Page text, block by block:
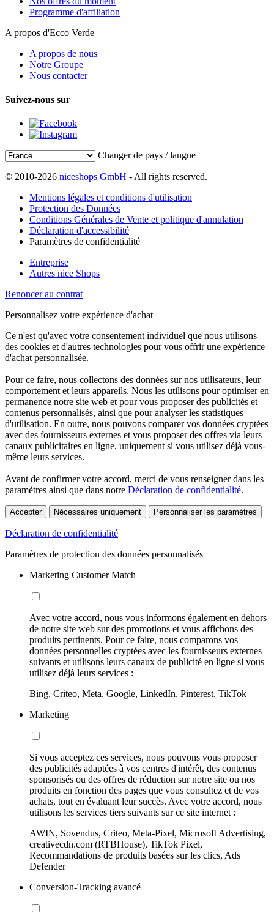
Programme d'affiliation
A propos d'Ecco Verde
A propos de nous
Notre Groupe
Nous contacter
Suivez-nous sur
Changer de pays / langue
© 2010-2026 niceshops GmbH - All rights reserved.
Mentions légales et conditions d'utilisation
Protection des Données
Conditions Générales de Vente et politique d'annulation
Déclaration d'accessibilité
Paramètres de confidentialité
Entreprise
Autres nice Shops
Renoncer au contrat
Personnalisez votre expérience d'achat
Ce n'est qu'avec votre consentement individuel que nous utilisons
des cookies et d'autres technologies pour vous offrir une expérience
d'achat personnalisée.
Pour ce faire, nous collectons des données sur nos utilisateurs, leur
comportement et leurs appareils. Nous les utilisons pour optimiser en
permanence notre site web et pour vous proposer des publicités et
contenus personnalisés, ainsi que pour analyser les statistiques
d'utilisation. En outre, nous pouvons comparer vos données cryptées
avec des fournisseurs externes et vous proposer des offres via leurs
canaux publicitaires en ligne, uniquement si vous utilisez déjà vous-
même leurs services.
Avant de confirmer votre accord, merci de vous renseigner dans les
paramètres ainsi que dans notre Déclaration de confidentialité.
Accepter Nécessaires uniquement Personnaliser les paramètres
Déclaration de confidentialité
Paramètres de protection des données personnalisés
Marketing Customer Match
Avec votre accord, nous vous informons également en dehors
de notre site web sur des promotions et vous affichons des
produits pertinents. Pour ce faire, nous comparons vos
données personnelles cryptées avec les fournisseurs externes
suivants et utilisons leurs canaux de publicité en ligne si vous
utilisez déjà leurs services :
Bing, Criteo, Meta, Google, LinkedIn, Pinterest, TikTok
Marketing
Si vous acceptez ces services, nous pouvons vous proposer
des publicités adaptées à vos centres d'intérêt, des contenus
sponsorisés ou des offres de réduction sur notre site ou nos
produits en fonction des pages que vous consultez et de vos
achats, tout en évaluant leur succès. Avec votre accord, nous
utilisons les services tiers suivants sur ce site internet :
AWIN, Sovendus, Criteo, Meta-Pixel, Microsoft Advertising,
creativecdn.com (RTBHouse), TikTok Pixel,
Recommandations de produits basées sur les clics, Ads
Defender
Conversion-Tracking avancé